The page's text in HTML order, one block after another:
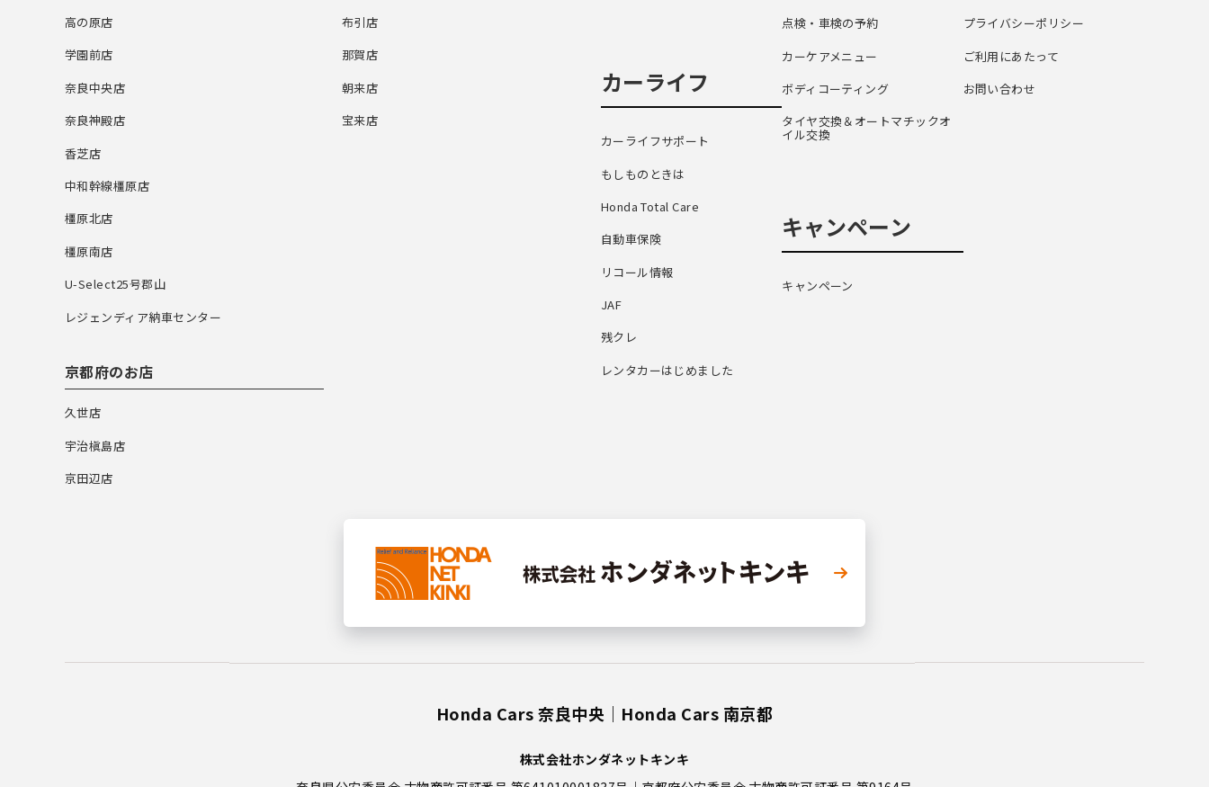
高の原店
学園前店
奈良中央店
奈良神殿店
香芝店
中和幹線橿原店
橿原北店
橿原南店
U-Select25号郡山
レジェンディア納車センター
布引店
那賀店
朝来店
宝来店
京都府のお店
久世店
宇治槇島店
京田辺店
カーライフ
カーライフサポート
もしものときは
Honda Total Care
自動車保険
リコール情報
JAF
残クレ
レンタカーはじめました
点検・車検の予約
カーケアメニュー
ボディコーティング
タイヤ交換＆オートマチックオ
イル交換
キャンペーン
キャンペーン
プライバシーポリシー
ご利用にあたって
お問い合わせ
Honda Cars 奈良中央 Honda Cars 南京都
株式会社ホンダネットキンキ